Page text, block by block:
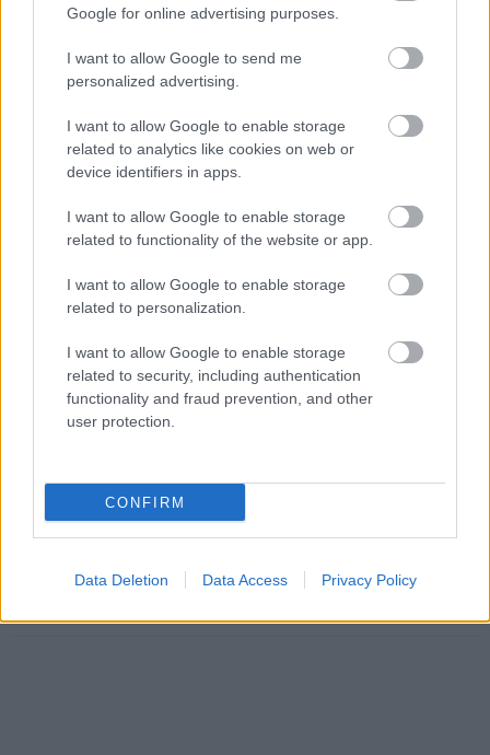
Google for online advertising purposes.
I want to allow Google to send me
personalized advertising.
I want to allow Google to enable storage
related to analytics like cookies on web or
device identifiers in apps.
I want to allow Google to enable storage
related to functionality of the website or app.
I want to allow Google to enable storage
related to personalization.
I want to allow Google to enable storage
related to security, including authentication
functionality and fraud prevention, and other
user protection.
CONFIRM
Data Deletion Data Access Privacy Policy